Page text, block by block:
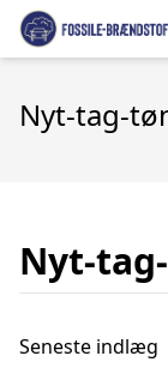
Nyt-tag-
Nyt-
Seneste indlæg